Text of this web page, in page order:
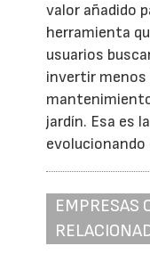
valor añadido
herramienta
usuarios
invertir menos
jardín. Esa es
evolucionando
EMPRESAS